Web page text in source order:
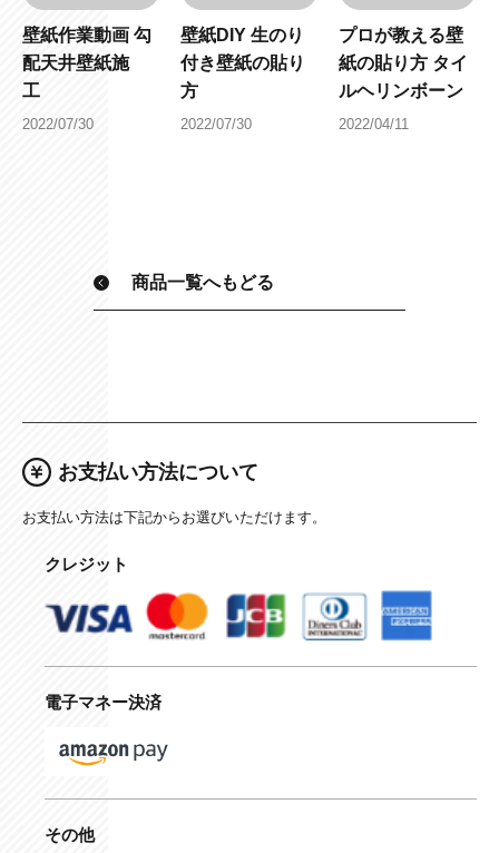
壁紙作業動画 勾
配天井壁紙施
工
2022/07/30
壁紙DIY 生のり
付き壁紙の貼り
方
2022/07/30
プロが教える壁
紙の貼り方 タイ
ルヘリンボーン
2022/04/11
商品一覧へもどる
お支払い方法について
お支払い方法は下記からお選びいただけます。
クレジット
電子マネー決済
その他